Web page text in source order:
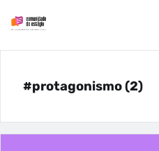
#protagonismo (2)